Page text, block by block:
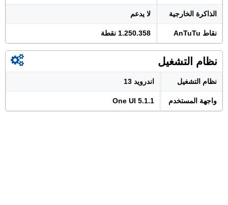
الذاكرة الخارجية لا يدعم
نقاط AnTuTu 1.250.358 نقطة
نظام التشغيل
نظام التشغيل اندرويد 13
واجهة المستخدم One UI 5.1.1